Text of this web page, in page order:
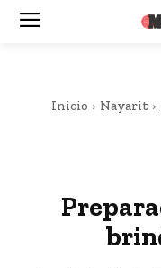
Inicio Nayarit